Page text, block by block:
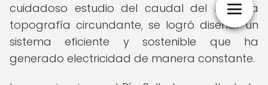
cuidadoso estudio del caudal del río y la
topografía circundante, se logró diseñar un
sistema eficiente y sostenible que ha
generado electricidad de manera constante.